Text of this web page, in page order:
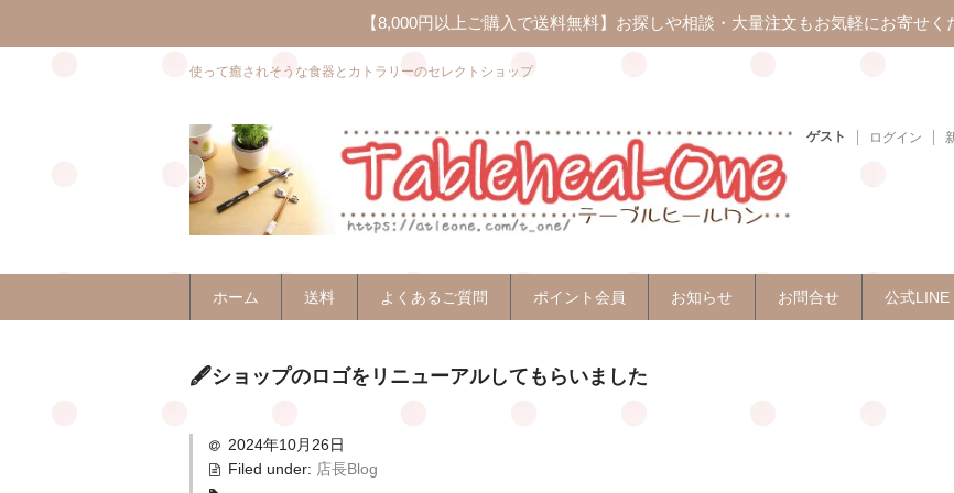
【8,000円以上ご購入で送料無料】お探しや相談・大量注文もお気軽にお寄せく
使って癒されそうな食器とカトラリーのセレクトショップ
ゲスト ログイン
ホーム 送料 よくあるご質問 ポイント会員 お知らせ お問合せ 公式LINE
🖋ショップのロゴをリニューアルしてもらいました
2024年10月26日
Filed under: 店長Blog